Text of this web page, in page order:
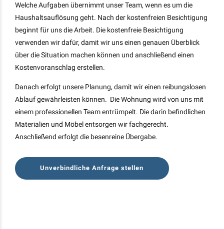
Welche Aufgaben übernimmt unser Team, wenn es um die
Haushaltsauflösung geht. Nach der kostenfreien Besichtigung
beginnt für uns die Arbeit. Die kostenfreie Besichtigung
verwenden wir dafür, damit wir uns einen genauen Überblick
über die Situation machen können und anschließend einen
Kostenvoranschlag erstellen.
Danach erfolgt unsere Planung, damit wir einen reibungslosen
Ablauf gewährleisten können. Die Wohnung wird von uns mit
einem professionellen Team entrümpelt. Die darin befindlichen
Materialien und Möbel entsorgen wir fachgerecht.
Anschließend erfolgt die besenreine Übergabe.
Unverbindliche Anfrage stellen